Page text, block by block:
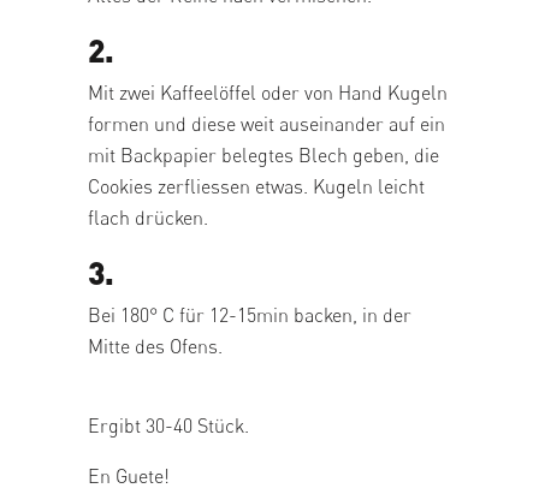
2.
Mit zwei Kaffeelöffel oder von Hand Kugeln
formen und diese weit auseinander auf ein
mit Backpapier belegtes Blech geben, die
Cookies zerfliessen etwas. Kugeln leicht
flach drücken.
3.
Bei 180° C für 12-15min backen, in der
Mitte des Ofens.
Ergibt 30-40 Stück.
En Guete!